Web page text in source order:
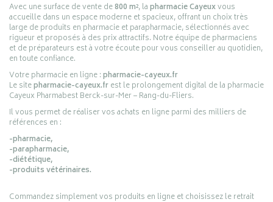
Avec une surface de vente de800 m², lapharmacie Cayeuxvous
accueille dans un espace moderne et spacieux, offrant un choix très
large de produits en pharmacie et parapharmacie, sélectionnés avec
rigueur et proposés à des prix attractifs. Notre équipe de pharmaciens
et de préparateurs est à votre écoute pour vous conseiller au quotidien,
en toute confiance.
Votre pharmacie en ligne :pharmacie-cayeux.fr
Le sitepharmacie-cayeux.frest le prolongement digital de la pharmacie
Cayeux Pharmabest Berck-sur-Mer – Rang-du-Fliers.
Il vous permet de réaliser vos achats en ligne parmi des milliers de
références en :
-pharmacie,
-parapharmacie,
-diététique,
-produits vétérinaires.
Commandez simplement vos produits en ligne et choisissez le retrait